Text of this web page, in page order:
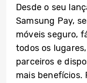
Desde o seu
Samsung Pay,
móveis seguro,
todos os
parceiros e
mais benefícios.